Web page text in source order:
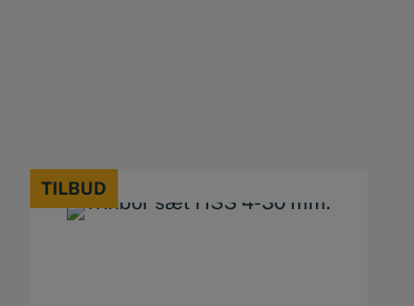
TILBUD
TILBUD